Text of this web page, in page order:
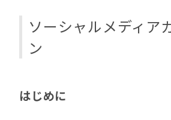
ソーシャルメディア
ン
はじめに